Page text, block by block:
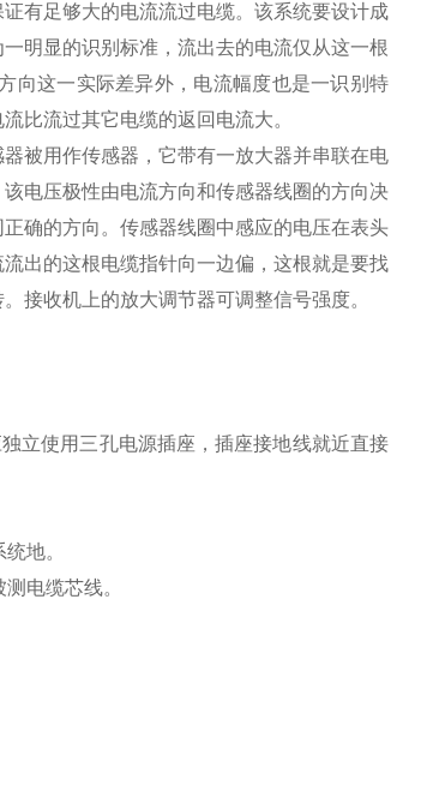
有足够大的电流流过电缆。该系统要设计成
明显的识别标准，流出去的电流仅从这一根
向这一实际差异外，电流幅度也是一识别特
比流过其它电缆的返回电流大。
被用作传感器，它带有一放大器并串联在电
电压极性由电流方向和传感器线圈的方向决
确的方向。传感器线圈中感应的电压在表头
出的这根电缆指针向一边偏，这根就是要找
接收机上的放大调节器可调整信号强度。
立使用三孔电源插座，插座接地线就近直接
地。
电缆芯线。